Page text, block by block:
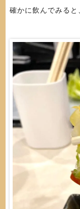
確かに飲んでみると